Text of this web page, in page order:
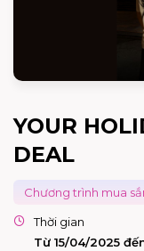
YOUR
DEAL
Chương trình mua
Thời gian
Từ 15/04/2025